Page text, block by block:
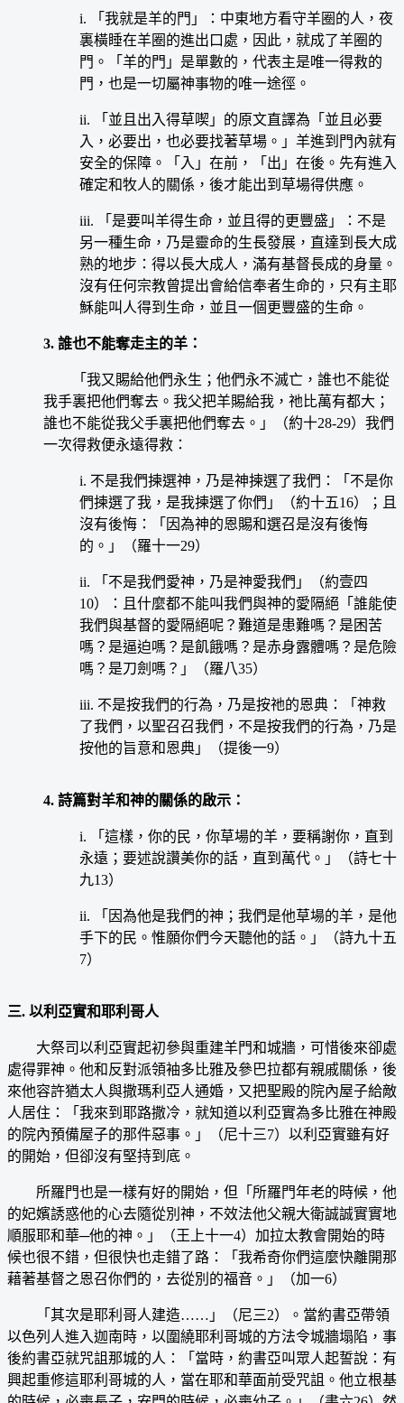
i. 「我就是羊的門」：中東地方看守羊圈的人，夜
裏橫睡在羊圈的進出口處，因此，就成了羊圈的
門。「羊的門」是單數的，代表主是唯一得救的
門，也是一切屬神事物的唯一途徑。
ii. 「並且出入得草喫」的原文直譯為「並且必要
入，必要出，也必要找著草場。」羊進到門內就有
安全的保障。「入」在前，「出」在後。先有進入
確定和牧人的關係，後才能出到草場得供應。
iii. 「是要叫羊得生命，並且得的更豐盛」：不是
另一種生命，乃是靈命的生長發展，直達到長大成
熟的地步：得以長大成人，滿有基督長成的身量。
沒有任何宗教曾提出會給信奉者生命的，只有主耶
穌能叫人得到生命，並且一個更豐盛的生命。
3. 誰也不能奪走主的羊：
「我又賜給他們永生；他們永不滅亡，誰也不能從
我手裏把他們奪去。我父把羊賜給我，祂比萬有都大；
誰也不能從我父手裏把他們奪去。」（約十28-29）我們
一次得救便永遠得救：
i. 不是我們揀選神，乃是神揀選了我們：「不是你
們揀選了我，是我揀選了你們」（約十五16）；且
沒有後悔：「因為神的恩賜和選召是沒有後悔
的。」（羅十一29）
ii. 「不是我們愛神，乃是神愛我們」（約壹四
10）：且什麼都不能叫我們與神的愛隔絕「誰能使
我們與基督的愛隔絕呢？難道是患難嗎？是困苦
嗎？是逼迫嗎？是飢餓嗎？是赤身露體嗎？是危險
嗎？是刀劍嗎？」（羅八35）
iii. 不是按我們的行為，乃是按祂的恩典：「神救
了我們，以聖召召我們，不是按我們的行為，乃是
按他的旨意和恩典」（提後一9）
4. 詩篇對羊和神的關係的啟示：
i. 「這樣，你的民，你草場的羊，要稱謝你，直到
永遠；要述說讚美你的話，直到萬代。」（詩七十
九13）
ii. 「因為他是我們的神；我們是他草場的羊，是他
手下的民。惟願你們今天聽他的話。」（詩九十五
7）
三. 以利亞實和耶利哥人
大祭司以利亞實起初參與重建羊門和城牆，可惜後來卻處
處得罪神。他和反對派領袖多比雅及參巴拉都有親戚關係，後
來他容許猶太人與撒瑪利亞人通婚，又把聖殿的院內屋子給敵
人居住：「我來到耶路撒冷，就知道以利亞實為多比雅在神殿
的院內預備屋子的那件惡事。」（尼十三7）以利亞實雖有好
的開始，但卻沒有堅持到底。
所羅門也是一樣有好的開始，但「所羅門年老的時候，他
的妃嬪誘惑他的心去隨從別神，不效法他父親大衛誠誠實實地
順服耶和華─他的神。」（王上十一4）加拉太教會開始的時
候也很不錯，但很快也走錯了路：「我希奇你們這麼快離開那
藉著基督之恩召你們的，去從別的福音。」（加一6）
「其次是耶利哥人建造……」（尼三2）。當約書亞帶領
以色列人進入迦南時，以圍繞耶利哥城的方法令城牆塌陷，事
後約書亞就咒詛那城的人：「當時，約書亞叫眾人起誓說：有
興起重修這耶利哥城的人，當在耶和華面前受咒詛。他立根基